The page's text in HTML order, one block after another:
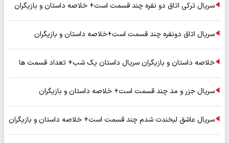
سریال ترکی اتاق دو نفره چند قسمت است+ خلاصه داستان و بازیگران
سریال اتاق دونفره چند قسمت است+خلاصه داستان و بازیگران
خلاصه داستان و بازیگران سریال داستان یک شب+ تعداد قسمت ها
سریال جزر و مد چند قسمت است+ خلاصه داستان و بازیگران
سریال عاشق لبخندت شدم چند قسمت است+ خلاصه داستان و بازیگران